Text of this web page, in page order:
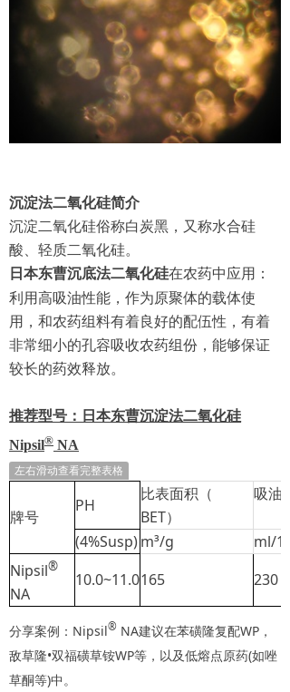
沉淀法二氧化硅简介
沉淀二氧化硅俗称白炭黑，又称水合硅
酸、轻质二氧化硅。
日本东曹沉底法二氧化硅在农药中应用：
利用高吸油性能，作为原聚体的载体使
用，和农药组料有着良好的配伍性，有着
非常细小的孔容吸收农药组份，能够保证
较长的药效释放。
推荐型号：日本东曹沉淀法二氧化硅
Nipsil® NA
左右滑动查看完整表格
牌号
PH
比表面积（
BET）
吸油值
(4%Susp)m³/g
ml/
Nipsil®
NA
10.0~11.0165 230
分享案例：Nipsil® NA建议在苯磺隆复配WP，
敌草隆•双福磺草铵WP等，以及低熔点原药(如唑
草酮等)中。